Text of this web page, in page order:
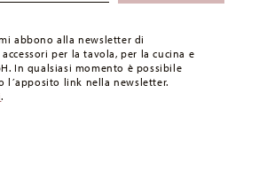
abbono alla newsletter di
per la tavola, per la cucina e
In qualsiasi momento è possibile
l´apposito link nella newsletter.
.